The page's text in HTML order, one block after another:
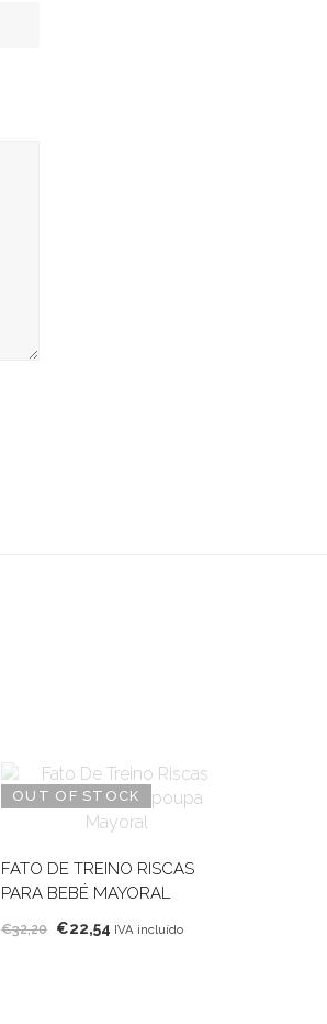
OUT OF STOCK
FATO DE TREINO RISCAS
PARA BEBÉ MAYORAL
€32,20 O
€22,54 O
IVA incluído